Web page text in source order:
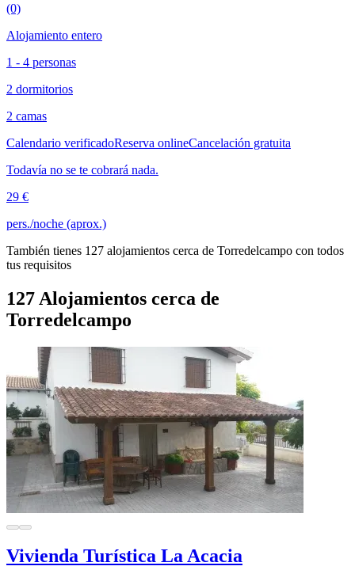
(0)
Alojamiento entero
1 - 4 personas
2 dormitorios
2 camas
Calendario verificadoReserva onlineCancelación gratuita
Todavía no se te cobrará nada.
29 €
pers./noche (aprox.)
También tienes 127 alojamientos cerca de Torredelcampo con todos
tus requisitos
127 Alojamientos cerca de
Torredelcampo
Vivienda Turística La Acacia